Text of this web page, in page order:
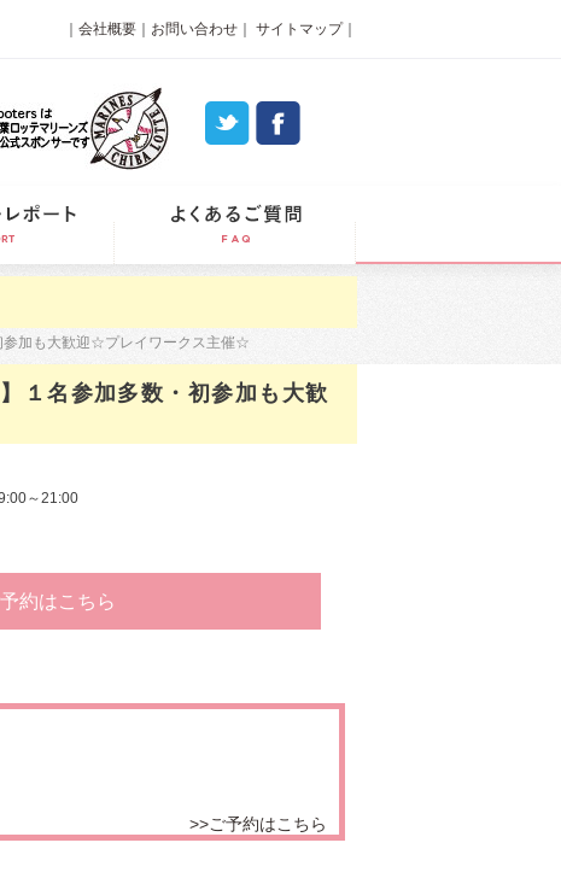
会社概要 お問い合わせ サイトマップ｜
参加も大歓迎☆プレイワークス主催☆
１名参加多数・初参加も大歓
～21:00
約はこちら
>>ご予約はこちら